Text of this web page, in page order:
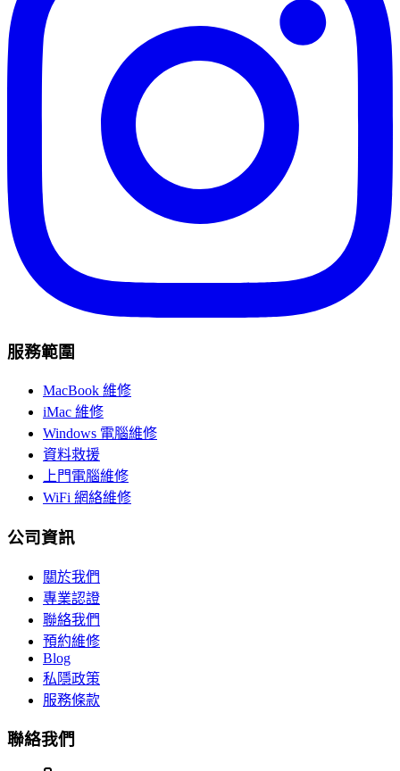
服務範圍
MacBook 維修
iMac 維修
Windows 電腦維修
資料救援
上門電腦維修
WiFi 網絡維修
公司資訊
關於我們
專業認證
聯絡我們
預約維修
Blog
私隱政策
服務條款
聯絡我們